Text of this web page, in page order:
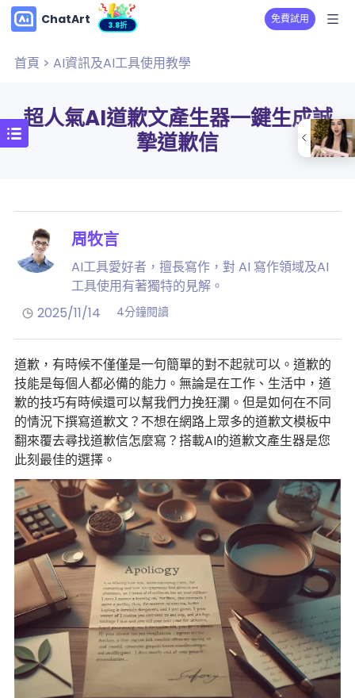
ChatArt 3.8折 免費試用
首頁 > AI資訊及AI工具使用教學
超人氣AI道歉文產生器一鍵生成誠
摯道歉信
周牧言
AI工具愛好者，擅長寫作，對 AI 寫作領域及AI
工具使用有著獨特的見解。
2025/11/14
4分鐘閱讀
道歉，有時候不僅僅是一句簡單的對不起就可以。道歉的
技能是每個人都必備的能力。無論是在工作、生活中，道
歉的技巧有時候還可以幫我們力挽狂瀾。但是如何在不同
的情況下撰寫道歉文？不想在網路上眾多的道歉文模板中
翻來覆去尋找道歉信怎麼寫？搭載AI的道歉文產生器是您
此刻最佳的選擇。